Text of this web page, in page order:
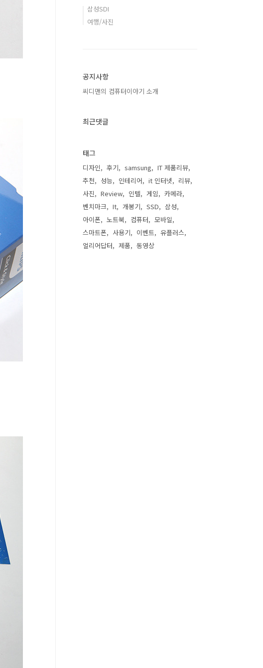
삼성SDI
여행/사진
공지사항
씨디맨의 컴퓨터이야기 소개
최근댓글
태그
디자인 후기 samsung
IT 제품리뷰
추천
성능 인테리어 it 인터넷
리뷰
사진
Review 인텔 게임
카메라
벤치마크
It 개봉기 SSD
삼성
아이폰
노트북 컴퓨터
모바일
스마트폰
사용기 이벤트
유플러스
얼리어답터
제품 동영상